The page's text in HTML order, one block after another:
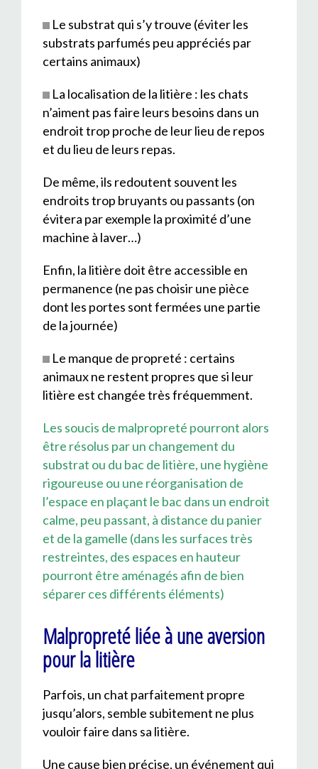
Le substrat qui s’y trouve (éviter les
substrats parfumés peu appréciés par
certains animaux)
La localisation de la litière : les chats
n’aiment pas faire leurs besoins dans un
endroit trop proche de leur lieu de repos
et du lieu de leurs repas.
De même, ils redoutent souvent les
endroits trop bruyants ou passants (on
évitera par exemple la proximité d’une
machine à laver…)
Enfin, la litière doit être accessible en
permanence (ne pas choisir une pièce
dont les portes sont fermées une partie
de la journée)
Le manque de propreté : certains
animaux ne restent propres que si leur
litière est changée très fréquemment.
Les soucis de malpropreté pourront alors
être résolus par un changement du
substrat ou du bac de litière, une hygiène
rigoureuse ou une réorganisation de
l’espace en plaçant le bac dans un endroit
calme, peu passant, à distance du panier
et de la gamelle (dans les surfaces très
restreintes, des espaces en hauteur
pourront être aménagés afin de bien
séparer ces différents éléments)
Malpropreté liée à une aversion
pour la litière
Parfois, un chat parfaitement propre
jusqu’alors, semble subitement ne plus
vouloir faire dans sa litière.
Une cause bien précise, un événement qui